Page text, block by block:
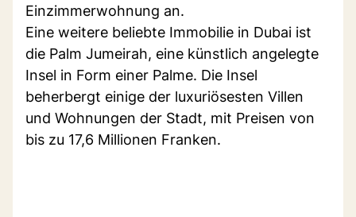
Einzimmerwohnung an.
Eine weitere beliebte Immobilie in Dubai ist
die Palm Jumeirah, eine künstlich angelegte
Insel in Form einer Palme. Die Insel
beherbergt einige der luxuriösesten Villen
und Wohnungen der Stadt, mit Preisen von
bis zu 17,6 Millionen Franken.